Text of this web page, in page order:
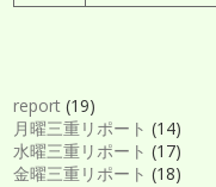
report(19)
月曜三重リポート (14)
水曜三重リポート (17)
金曜三重リポート (18)